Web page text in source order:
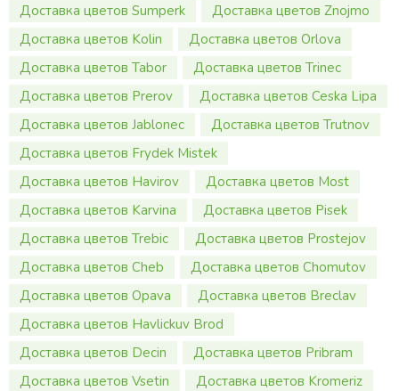
Доставка цветов Sumperk
Доставка цветов Znojmo
Доставка цветов Kolin
Доставка цветов Orlova
Доставка цветов Tabor
Доставка цветов Trinec
Доставка цветов Prerov
Доставка цветов Ceska Lipa
Доставка цветов Jablonec
Доставка цветов Trutnov
Доставка цветов Frydek Mistek
Доставка цветов Havirov
Доставка цветов Most
Доставка цветов Karvina
Доставка цветов Pisek
Доставка цветов Trebic
Доставка цветов Prostejov
Доставка цветов Cheb
Доставка цветов Chomutov
Доставка цветов Opava
Доставка цветов Breclav
Доставка цветов Havlickuv Brod
Доставка цветов Decin
Доставка цветов Pribram
Доставка цветов Vsetin
Доставка цветов Kromeriz